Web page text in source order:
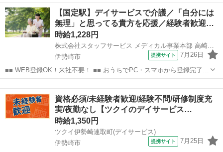
07:00~16:00/08:30~17:30/10:00~19:00/16:00~10:00 月/火/水/木/金/土/
日 などから選べます [勤務地・最寄駅]： 群馬...
群馬 前橋市 介護士
【国定駅】デイサービスで介護／「自分には
無理」と思ってる貴方を応援／経験者歓迎…
時給1,228円
株式会社スタッフサービス メディカル事業本部 高崎オフィス
伊勢崎市
提携サイト 7月26日
■■ WEB登録OK！来社不要！ ■■ おうちでPC・スマホから登録完了！
電話・メールでお仕事を紹介していくので、来社は不要♪ 業界最大級
のお仕事の中から、 あなたの「叶えたい」を叶えられる職場をご紹介
します！ ■■ 資... 資格必須/未経験者歓迎/経験不問/研修制度充
実/夜勤なし【ツクイのデイサービス…
時給1,350円
ツクイ伊勢崎連取町(デイサービス)
伊勢崎市
提携サイト 7月25日